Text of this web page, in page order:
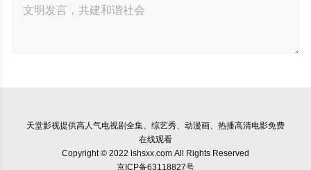
天堂影视提供高人气电视剧全集、综艺秀、动漫画、热播高清电影免费
在线观看
Copyright © 2022 lshsxx.com All Rights Reserved
京ICP备63118827号